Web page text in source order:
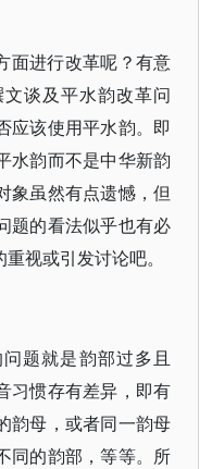
面进行改革呢？有意
谈及平水韵改革问
应该使用平水韵。即
水韵而不是中华新韵
象虽然有点遗憾，但
题的看法似乎也有必
视或引发讨论吧。
题就是韵部过多且
习惯存有差异，即有
韵母，或者同一韵母
同的韵部，等等。所